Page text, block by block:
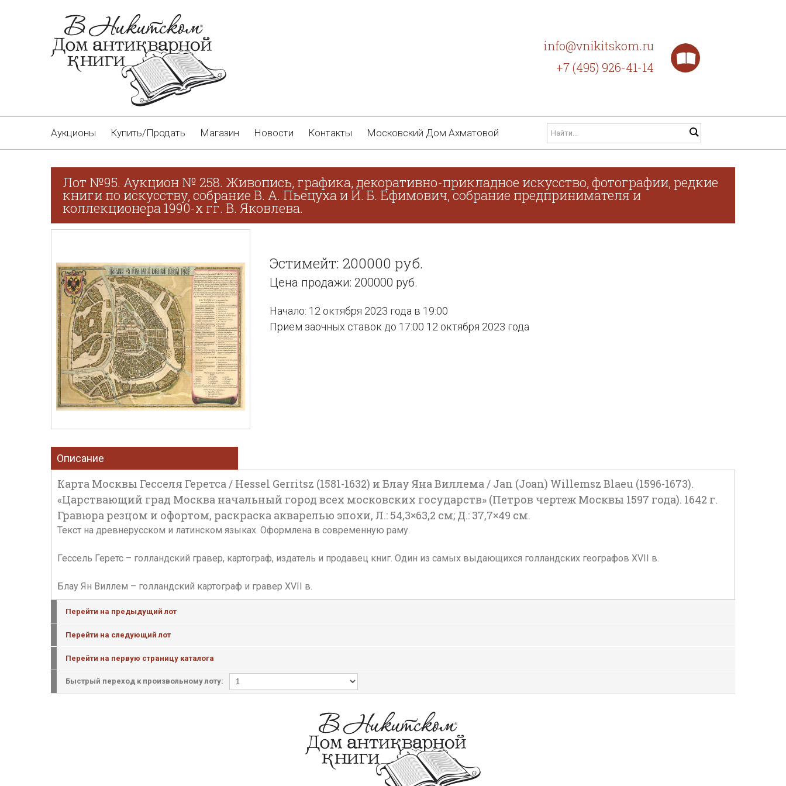
info@vnikitskom.ru
+7 (495) 926-41-14
Аукционы Купить/Продать Магазин Новости Контакты Московский Дом Ахматовой
Лот №95. Аукцион № 258. Живопись, графика, декоративно-прикладное искусство, фотографии, редкие
книги по искусству, собрание В. А. Пьецуха и И. Б. Ефимович, собрание предпринимателя и
коллекционера 1990-х гг. В. Яковлева.
Эстимейт: 200000 руб.
Цена продажи: 200000 руб.
Начало: 12 октября 2023 года в 19:00
Прием заочных ставок до 17:00 12 октября 2023 года
Описание
Карта Москвы Гесселя Геретса / Hessel Gerritsz (1581-1632) и Блау Яна Виллема / Jan (Joan) Willemsz Blaeu (1596-1673).
«Царствающий град Москва начальный город всех московских государств» (Петров чертеж Москвы 1597 года). 1642 г.
Гравюра резцом и офортом, раскраска акварелью эпохи, Л.: 54,3×63,2 см; Д.: 37,7×49 см.
Текст на древнерусском и латинском языках. Оформлена в современную раму.
Гессель Геретс – голландский гравер, картограф, издатель и продавец книг. Один из самых выдающихся голландских географов XVII в.
Блау Ян Виллем – голландский картограф и гравер XVII в.
Перейти на предыдущий лот
Перейти на следующий лот
Перейти на первую страницу каталога
Быстрый переход к произвольному лоту: